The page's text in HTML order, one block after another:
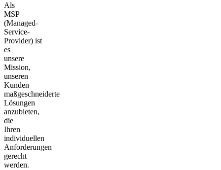
Als
MSP
(Managed-
Service-
Provider) ist
es
unsere
Mission,
unseren
Kunden
maßgeschneiderte
Lösungen
anzubieten,
die
Ihren
individuellen
Anforderungen
gerecht
werden.